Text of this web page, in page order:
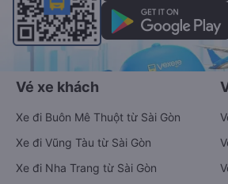
Canh
Vé xe tết 2027 từ Ea Kar đi Vân Canh
Vexere.com sẽ sớm thông báo cho các
Tết 2027 bao gồm giá vé, lịch trình,
hãng xe khách đi tuyến đường Ea Kar -
Đặt vé máy bay giá rẻ từ
Canh